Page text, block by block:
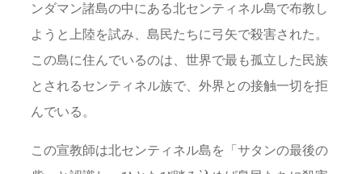
ンダマン諸島の中にある北センティネル島で布教し
ようと上陸を試み、島民たちに弓矢で殺害された。
この島に住んでいるのは、世界で最も孤立した民族
とされるセンティネル族で、外界との接触一切を拒
んでいる。
この宣教師は北センティネル島を「サタンの最後の